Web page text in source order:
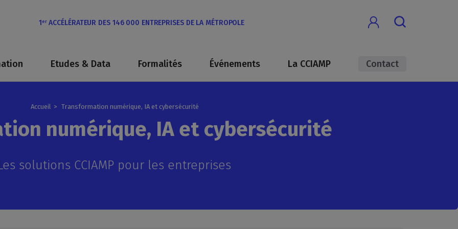
1 erACCÉLÉRATEUR DES 146 000 ENTREPRISES DE LA MÉTROPOLE
Etudes & Data Formalités Événements La CCIAMP Contact
Accueil Transformation numérique, IA et cybersécurité
numérique, IA et cybersécurité
solutions CCIAMP pour les entreprises